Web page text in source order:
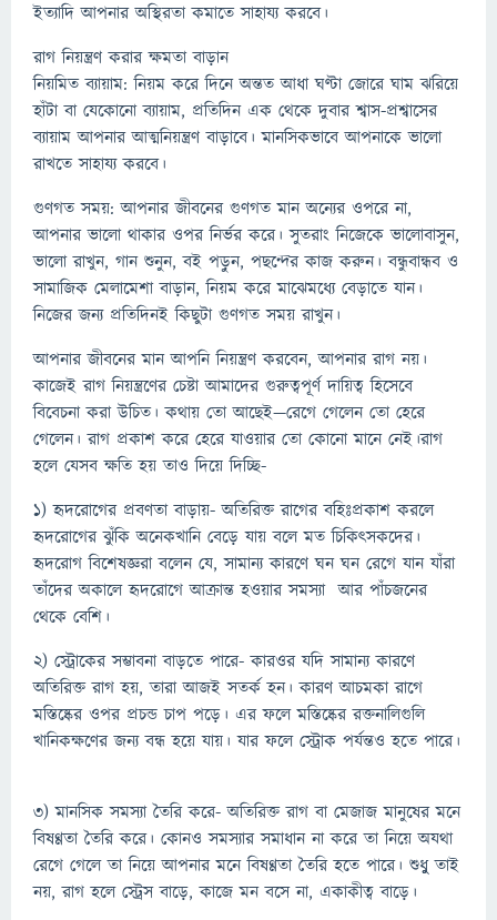
ইত্যাদি আপনার অস্থিরতা কমাতে সাহায্য করবে।
রাগ নিয়ন্ত্রণ করার ক্ষমতা বাড়ান
নিয়মিত ব্যায়াম: নিয়ম করে দিনে অন্তত আধা ঘণ্টা জোরে ঘাম ঝরিয়ে
হাঁটা বা যেকোনো ব্যায়াম, প্রতিদিন এক থেকে দুবার শ্বাস-প্রশ্বাসের
ব্যায়াম আপনার আত্মনিয়ন্ত্রণ বাড়াবে। মানসিকভাবে আপনাকে ভালো
রাখতে সাহায্য করবে।
গুণগত সময়: আপনার জীবনের গুণগত মান অন্যের ওপরে না,
আপনার ভালো থাকার ওপর নির্ভর করে। সুতরাং নিজেকে ভালোবাসুন,
ভালো রাখুন, গান শুনুন, বই পড়ুন, পছন্দের কাজ করুন। বন্ধুবান্ধব ও
সামাজিক মেলামেশা বাড়ান, নিয়ম করে মাঝেমধ্যে বেড়াতে যান।
নিজের জন্য প্রতিদিনই কিছুটা গুণগত সময় রাখুন।
আপনার জীবনের মান আপনি নিয়ন্ত্রণ করবেন, আপনার রাগ নয়।
কাজেই রাগ নিয়ন্ত্রণের চেষ্টা আমাদের গুরুত্বপূর্ণ দায়িত্ব হিসেবে
বিবেচনা করা উচিত। কথায় তো আছেই—রেগে গেলেন তো হেরে
গেলেন। রাগ প্রকাশ করে হেরে যাওয়ার তো কোনো মানে নেই।রাগ
হলে যেসব ক্ষতি হয় তাও দিয়ে দিচ্ছি-
১) হৃদরোগের প্রবণতা বাড়ায়- অতিরিক্ত রাগের বহিঃপ্রকাশ করলে
হৃদরোগের ঝুঁকি অনেকখানি বেড়ে যায় বলে মত চিকিৎসকদের।
হৃদরোগ বিশেষজ্ঞরা বলেন যে, সামান্য কারণে ঘন ঘন রেগে যান যাঁরা
তাঁদের অকালে হৃদরোগে আক্রান্ত হওয়ার সমস্যা আর পাঁচজনের
থেকে বেশি।
২) স্ট্রোকের সম্ভাবনা বাড়তে পারে- কারওর যদি সামান্য কারণে
অতিরিক্ত রাগ হয়, তারা আজই সতর্ক হন। কারণ আচমকা রাগে
মস্তিষ্কের ওপর প্রচন্ড চাপ পড়ে। এর ফলে মস্তিষ্কের রক্তনালিগুলি
খানিকক্ষণের জন্য বন্ধ হয়ে যায়। যার ফলে স্ট্রোক পর্যন্তও হতে পারে।
৩) মানসিক সমস্যা তৈরি করে- অতিরিক্ত রাগ বা মেজাজ মানুষের মনে
বিষণ্ণতা তৈরি করে। কোনও সমস্যার সমাধান না করে তা নিয়ে অযথা
রেগে গেলে তা নিয়ে আপনার মনে বিষণ্ণতা তৈরি হতে পারে। শুধুু তাই
নয়, রাগ হলে স্ট্রেস বাড়ে, কাজে মন বসে না, একাকীত্ব বাড়ে।